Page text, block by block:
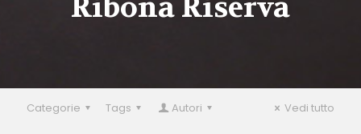
Categorie Tags Autori Vedi tutto